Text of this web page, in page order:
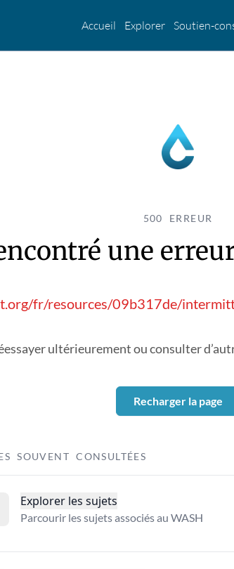
Accueil Explorer Soutien-
500 ERREUR
une
fr/resources/09b317de/
ultérieurement ou consulter
Recharger la page
SOUVENT CONSULTÉES
Explorer les sujets
Parcourir les sujets associés au WASH